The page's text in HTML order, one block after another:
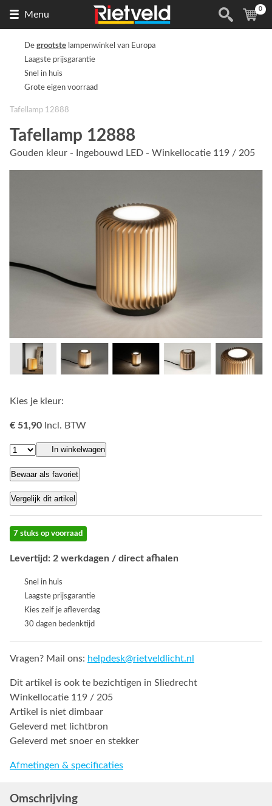
Menu
de
(
0
De grootste lampenwinkel van Europa
Laagste prijsgarantie
Snel in huis
Grote eigen voorraad
Tafellamp 12888
Tafellamp 12888
Gouden kleur - Ingebouwd LED - Winkellocatie 119 / 205
Kies je kleur:
€ 51,90 Incl. BTW
In winkelwagen
Bewaar als favoriet
Vergelijk dit artikel
7 stuks op voorraad
Levertijd: 2 werkdagen / direct afhalen
Snel in huis
Laagste prijsgarantie
Kies zelf je afleverdag
30 dagen bedenktijd
Vragen? Mail ons: helpdesk@rietveldlicht.nl
Dit artikel is ook te bezichtigen in Sliedrecht
Winkellocatie 119 / 205
Artikel is niet dimbaar
Geleverd met lichtbron
Geleverd met snoer en stekker
Afmetingen & specificaties
Omschrijving